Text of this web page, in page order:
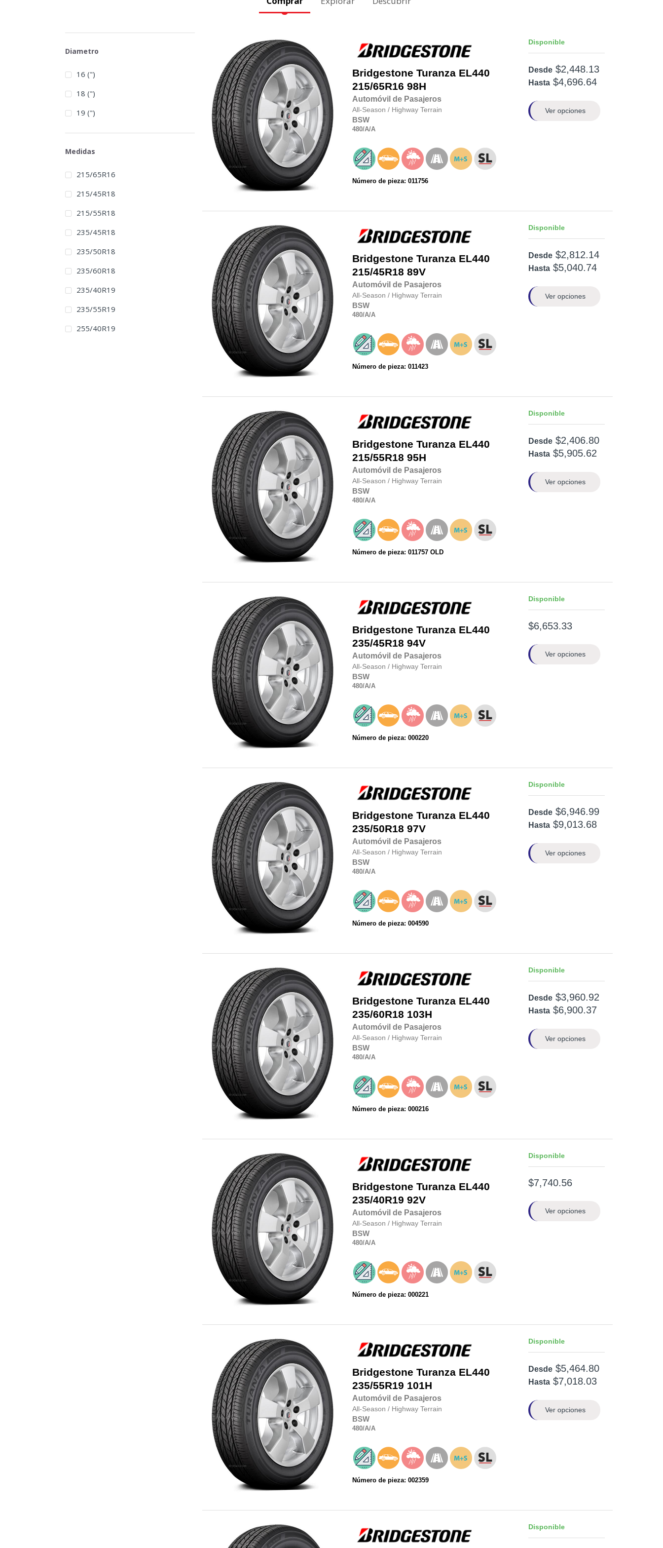
Bridgestone Turanza EL440
215/65R16 98H
Automóvil de Pasajeros
All-Season / Highway Terrain
BSW
480/A/A
Número de pieza: 011756
Disponible
Desde $2,448.13
Hasta $4,696.64
Ver opciones
Bridgestone Turanza EL440
215/45R18 89V
Automóvil de Pasajeros
All-Season / Highway Terrain
BSW
480/A/A
Número de pieza: 011423
Disponible
Desde $2,812.14
Hasta $5,040.74
Ver opciones
Bridgestone Turanza EL440
215/55R18 95H
Automóvil de Pasajeros
All-Season / Highway Terrain
BSW
480/A/A
Número de pieza: 011757 OLD
Disponible
Desde $2,406.80
Hasta $5,905.62
Ver opciones
Bridgestone Turanza EL440
235/45R18 94V
Automóvil de Pasajeros
All-Season / Highway Terrain
BSW
480/A/A
Número de pieza: 000220
Disponible
$6,653.33
Ver opciones
Bridgestone Turanza EL440
235/50R18 97V
Automóvil de Pasajeros
All-Season / Highway Terrain
BSW
480/A/A
Número de pieza: 004590
Disponible
Desde $6,946.99
Hasta $9,013.68
Ver opciones
Bridgestone Turanza EL440
235/60R18 103H
Automóvil de Pasajeros
All-Season / Highway Terrain
BSW
480/A/A
Número de pieza: 000216
Disponible
Desde $3,960.92
Hasta $6,900.37
Ver opciones
Bridgestone Turanza EL440
235/40R19 92V
Automóvil de Pasajeros
All-Season / Highway Terrain
BSW
480/A/A
Número de pieza: 000221
Disponible
$7,740.56
Ver opciones
Bridgestone Turanza EL440
235/55R19 101H
Automóvil de Pasajeros
All-Season / Highway Terrain
BSW
480/A/A
Número de pieza: 002359
Disponible
Desde $5,464.80
Hasta $7,018.03
Ver opciones
Disponible
Diametro
16 (")
18 (")
19 (")
Medidas
215/65R16
215/45R18
215/55R18
235/45R18
235/50R18
235/60R18
235/40R19
235/55R19
255/40R19